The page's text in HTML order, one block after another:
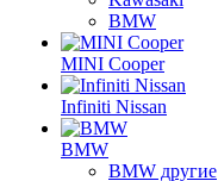
BMW
MINI Cooper
Infiniti Nissan
BMW
BMW другие